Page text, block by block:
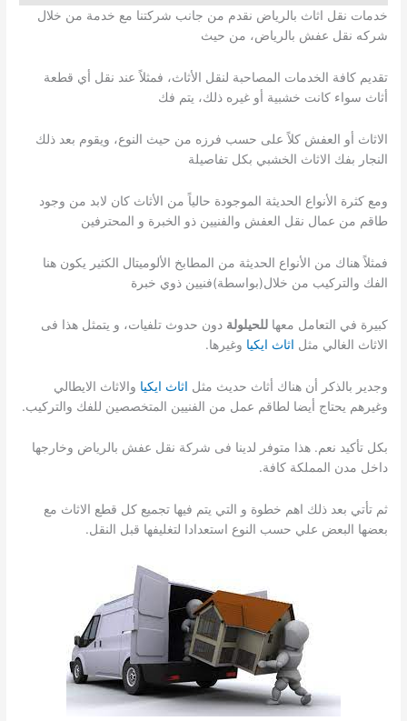
خدمات نقل اثاث بالرياض نقدم من جانب شركتنا مع خدمة من خلال
شركه نقل عفش بالرياض، من حيث
تقديم كافة الخدمات المصاحبة لنقل الأثاث، فمثلاً عند نقل أي قطعة
أثاث سواء كانت خشبية أو غيره ذلك، يتم فك
الاثاث أو العفش كلاً على حسب فرزه من حيث النوع، ويقوم بعد ذلك
النجار بفك الاثاث الخشبي بكل تفاصيلة
ومع كثرة الأنواع الحديثة الموجودة حالياً من الأثاث كان لابد من وجود
طاقم من عمال نقل العفش والفنيين ذو الخبرة و المحترفين
فمثلاً هناك من الأنواع الحديثة من المطابخ الألوميتال الكثير يكون هنا
الفك والتركيب من خلال(بواسطة)فنيين ذوي خبرة
كبيرة في التعامل معهاللحيلولة دون حدوث تلفيات، و يتمثل هذا فى
الاثاث الغالي مثل اثاث ايكيا وغيرها.
وجدير بالذكر أن هناك أثاث حديث مثل اثاث ايكيا والاثاث الايطالي
وغيرهم يحتاج أيضا لطاقم عمل من الفنيين المتخصصين للفك والتركيب.
بكل تأكيد نعم. هذا متوفر لدينا فى شركة نقل عفش بالرياض وخارجها
داخل مدن المملكة كافة.
ثم تأتي بعد ذلك اهم خطوة و التي يتم فيها تجميع كل قطع الاثاث مع
بعضها البعض علي حسب النوع استعدادا لتغليفها قبل النقل.